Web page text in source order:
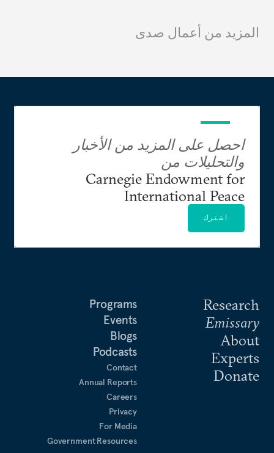
المزيد من أعمال صدى
Research
Emissary
About
Experts
Donate
Programs
Events
Blogs
Podcasts
Contact
Annual Reports
Careers
Privacy
For Media
Government Resources
احصل على المزيد من الأخبار
والتحليلات من
Carnegie Endowment for
International Peace
اشترك